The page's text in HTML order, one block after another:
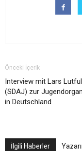
Önceki İçerik
Interview mit Lars
(SDAJ) zur
in Deutschland
İlgili Haberler